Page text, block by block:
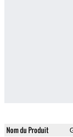
Nom du Produit